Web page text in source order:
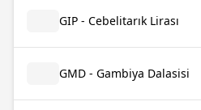
GIP - Cebelitarık Lirası
GMD - Gambiya Dalasisi